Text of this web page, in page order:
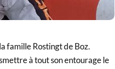
famille Rostingt de Boz.
à tout son entourage le